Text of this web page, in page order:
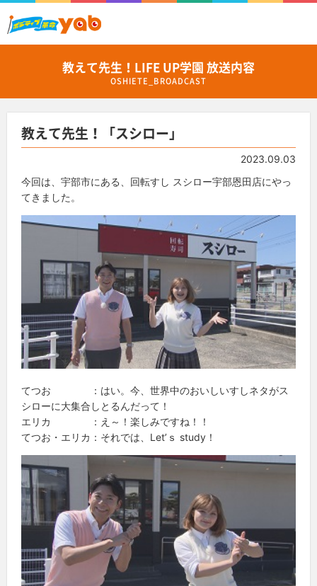
教えて先生！LIFE UP学園 放送内容
OSHIETE_BROADCAST
教えて先生！「スシロー」
2023.09.03
今回は、宇部市にある、回転すし スシロー宇部恩田店にやっ
てきました。
てつお ：はい。今、世界中のおいしいすしネタがス
シローに大集合しとるんだって！
エリカ ：え～！楽しみですね！！
てつお・エリカ：それでは、Let’ｓ study！